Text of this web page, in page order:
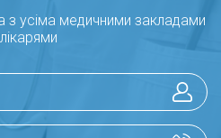
з усіма медичними закладами